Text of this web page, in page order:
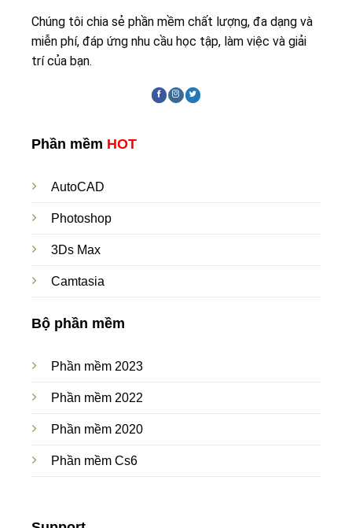
Chúng tôi chia sẻ phần mềm chất lượng, đa dạng và
miễn phí, đáp ứng nhu cầu học tập, làm việc và giải
trí của bạn.
Phần mềm HOT
AutoCAD
Photoshop
3Ds Max
Camtasia
Bộ phần mềm
Phần mềm 2023
Phần mềm 2022
Phần mềm 2020
Phần mềm Cs6